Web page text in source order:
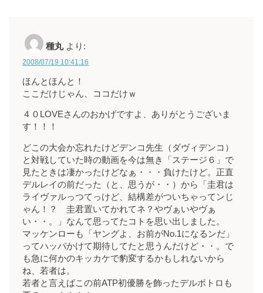
種丸 より:
2008/07/19 10:41:16
ほんとほんと！
ここだけじゃん、ココだけｗ
４０LOVEさんのおかげですよ、ありがとうございま
す！！！
どこの大会か忘れたけどデンコ先生（ダヴィデンコ）
と対戦していた時の動画を今は無き「ステージ６」で
見たときは凄かったけどなぁ・・・負けたけど。正直
デルレイの前だった（と、思うが・・）から「圭君は
ライヴァルっつてっけど、結構差がついちゃってンじ
ゃん！？ 圭君置いてかれてネ？やヴぁいやヴぁ
い・・。」なんて思ってたコトを思い出しました。
マッケンローも「ヤングよ、お前がNo.1になるンだ」
ってハッパかけて期待してたと思うんだけど・・。で
も急に何かのキッカケで豹変するかもしれないから
ね、若者は。
若者と言えばこの前ATP初優勝を飾ったデルポトロも